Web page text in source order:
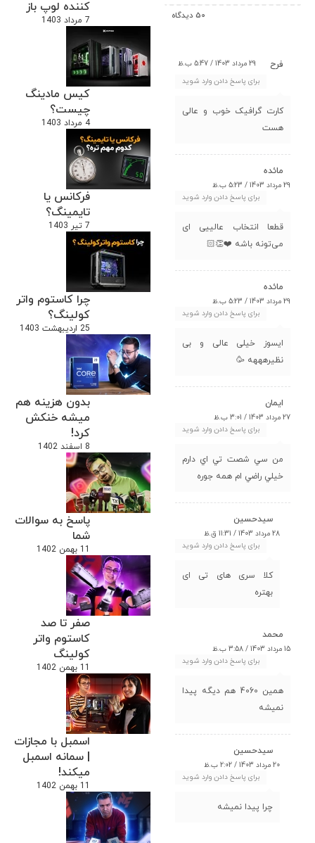
کننده لوپ باز
7 مرداد 1403
کیس مادینگ
چیست؟
4 مرداد 1403
فرکانس یا
تایمینگ؟
7 تیر 1403
چرا کاستوم واتر
کولینگ؟
25 اردیبهشت 1403
بدون هزینه هم
میشه خنکش
کرد!
8 اسفند 1402
پاسخ به سوالات
شما
11 بهمن 1402
صفر تا صد
کاستوم واتر
کولینگ
11 بهمن 1402
اسمبل با مجازات
| سمانه اسمبل
میکند!
11 بهمن 1402
50 دیدگاه
فرح
29 مرداد 1403 / 5:47 ب.ظ
برای پاسخ دادن وارد شوید
کارت گرافیک خوب و عالی
هست
مائده
29 مرداد 1403 / 5:23 ب.ظ
برای پاسخ دادن وارد شوید
قطعا انتخاب عالییی ای
می‌تونه باشه ❤️👏🏻
مائده
29 مرداد 1403 / 5:23 ب.ظ
برای پاسخ دادن وارد شوید
ایسوز خیلی عالی و بی
نظیرهههه 🥳
ايمان
27 مرداد 1403 / 3:01 ب.ظ
برای پاسخ دادن وارد شوید
من سي شصت تي اي دارم
خيلي راضي ام همه جوره
سیدحسین
28 مرداد 1403 / 11:31 ق.ظ
برای پاسخ دادن وارد شوید
کلا سری های تی ای
بهتره
محمد
15 مرداد 1403 / 3:58 ب.ظ
برای پاسخ دادن وارد شوید
همین 4060 هم دیگه پیدا
نمیشه
سیدحسین
20 مرداد 1403 / 2:02 ب.ظ
برای پاسخ دادن وارد شوید
چرا پیدا نمیشه